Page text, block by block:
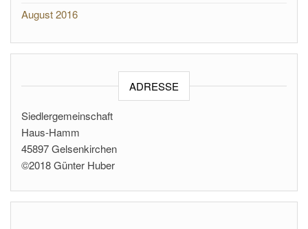
August 2016
ADRESSE
Siedlergemeinschaft
Haus-Hamm
45897 Gelsenkirchen
©2018 Günter Huber